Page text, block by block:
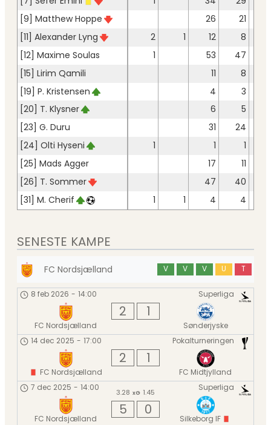
[9] Matthew Hoppe
26
21
[11] Alexander Lyng
2 1 12
8
[12] Maxime Soulas
1 53
47
[15] Lirim Qamili
11
8
[19] P. Kristensen
4
3
[20] T. Klysner
6
5
[23] G. Duru
31
24
[24] Olti Hyseni
1 1
1
[25] Mads Agger
17
11
[26] T. Sommer
47
40
[31] M. Cherif
1 1 4 4
SENESTE KAMPE
FC Nordsjælland V V V U T
Superliga
8 feb 2026 - 14:00
FC Nordsjælland
2 1
Sønderjyske
Pokalturneringen
14 dec 2025 - 17:00
FC Nordsjælland
2 1
FC Midtjylland
Superliga
7 dec 2025 - 14:00
FC Nordsjælland
3.28 xG 1.45
5 0
Silkeborg IF